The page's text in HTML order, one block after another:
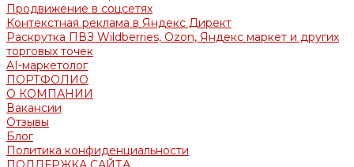
Продвижение в соцсетях
Контекстная реклама в Яндекс Директ
Раскрутка ПВЗ Wildberries, Ozon, Яндекс маркет и других
торговых точек
AI-маркетолог
ПОРТФОЛИО
О КОМПАНИИ
Вакансии
Отзывы
Блог
Политика конфиденциальности